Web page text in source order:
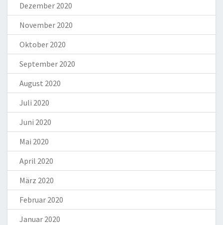
Dezember 2020
November 2020
Oktober 2020
September 2020
August 2020
Juli 2020
Juni 2020
Mai 2020
April 2020
März 2020
Februar 2020
Januar 2020